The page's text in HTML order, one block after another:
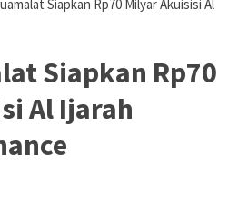
Siapkan Rp70 Milyar Akuisisi Al
Siapkan Rp70
Al Ijarah